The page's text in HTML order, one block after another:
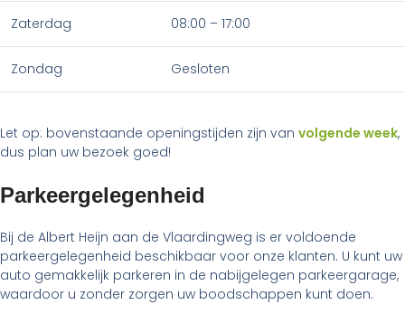
Zaterdag 08:00 – 17:00
Zondag Gesloten
Let op: bovenstaande openingstijden zijn van volgende week,
dus plan uw bezoek goed!
Parkeergelegenheid
Bij de Albert Heijn aan de Vlaardingweg is er voldoende
parkeergelegenheid beschikbaar voor onze klanten. U kunt uw
auto gemakkelijk parkeren in de nabijgelegen parkeergarage,
waardoor u zonder zorgen uw boodschappen kunt doen.